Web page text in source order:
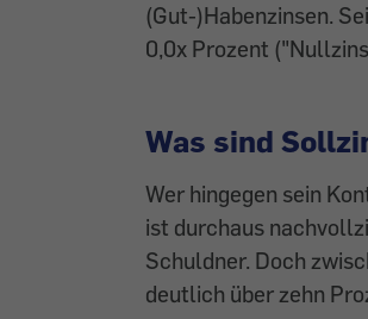
(Gut-)Habenzinsen.
0,0x Prozent
Was sind
Wer hingegen sein
ist durchaus
Schuldner. Doch
deutlich über zehn